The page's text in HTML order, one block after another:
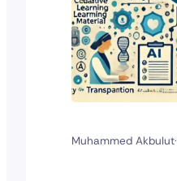
Muhammed Akbulut·